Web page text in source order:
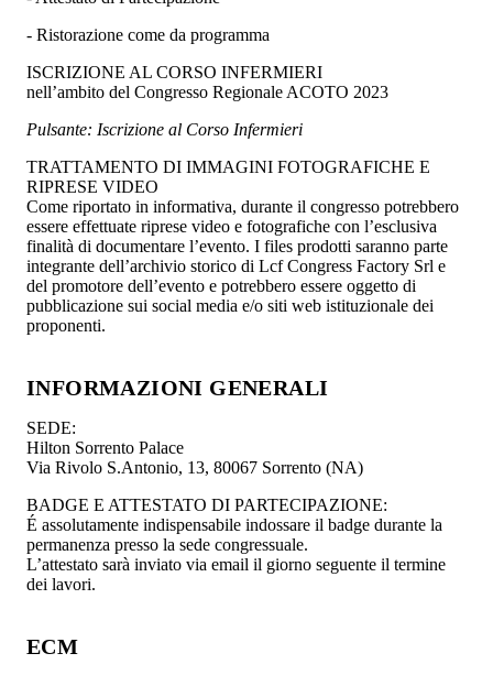
- Ristorazione come da programma
ISCRIZIONE AL CORSO INFERMIERI
nell’ambito del Congresso Regionale ACOTO 2023
Pulsante: Iscrizione al Corso Infermieri
TRATTAMENTO DI IMMAGINI FOTOGRAFICHE E
RIPRESE VIDEO
Come riportato in informativa, durante il congresso potrebbero
essere effettuate riprese video e fotografiche con l’esclusiva
finalità di documentare l’evento. I files prodotti saranno parte
integrante dell’archivio storico di Lcf Congress Factory Srl e
del promotore dell’evento e potrebbero essere oggetto di
pubblicazione sui social media e/o siti web istituzionale dei
proponenti.
INFORMAZIONI GENERALI
SEDE:
Hilton Sorrento Palace
Via Rivolo S.Antonio, 13, 80067 Sorrento (NA)
BADGE E ATTESTATO DI PARTECIPAZIONE:
É assolutamente indispensabile indossare il badge durante la
permanenza presso la sede congressuale.
L’attestato sarà inviato via email il giorno seguente il termine
dei lavori.
ECM